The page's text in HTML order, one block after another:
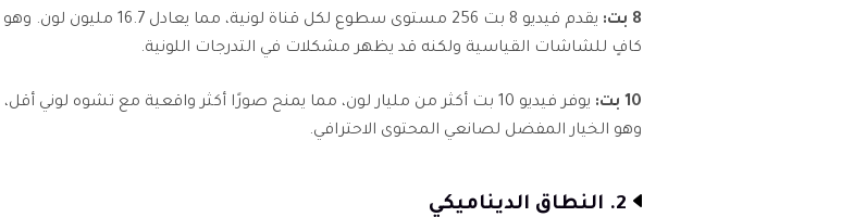
8 بت:
يقدم فيديو 8 بت 256 مستوى سطوع لكل قناة لونية، مما يعادل 16.7 مليون لون. وهو
كافٍ للشاشات القياسية ولكنه قد يظهر مشكلات في التدرجات اللونية.
10 بت:
يوفر فيديو 10 بت أكثر من مليار لون، مما يمنح صورًا أكثر واقعية مع تشوه لوني أقل،
وهو الخيار المفضل لصانعي المحتوى الاحترافي.
2. النطاق الديناميكي